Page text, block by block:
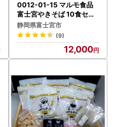
0012-01-15 マルモ食品
富士宮やきそば 10食セッ
ト
静岡県富士宮市
(9)
12,000